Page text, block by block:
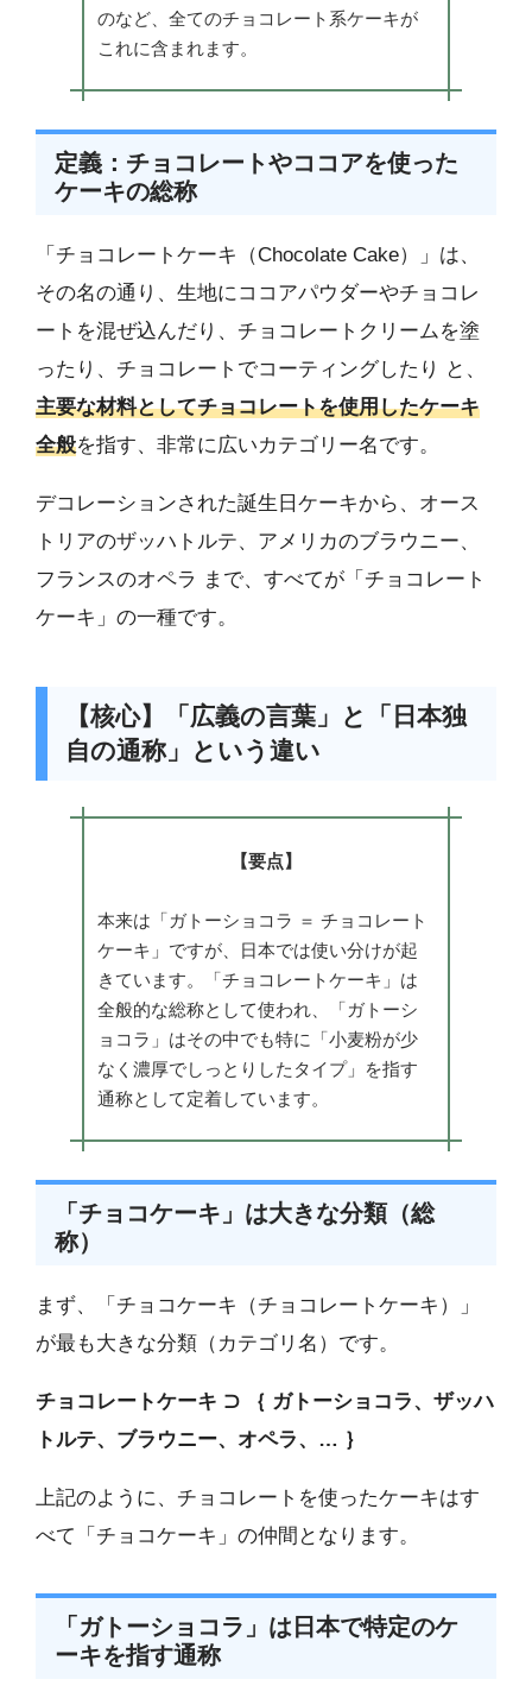
のなど、全てのチョコレート系ケーキが
これに含まれます。
定義：チョコレートやココアを使った
ケーキの総称
「チョコレートケーキ（Chocolate Cake）」は、
その名の通り、生地にココアパウダーやチョコレ
ートを混ぜ込んだり、チョコレートクリームを塗
ったり、チョコレートでコーティングしたり と、
主要な材料としてチョコレートを使用したケーキ
全般を指す、非常に広いカテゴリー名です。
デコレーションされた誕生日ケーキから、オース
トリアのザッハトルテ、アメリカのブラウニー、
フランスのオペラ まで、すべてが「チョコレート
ケーキ」の一種です。
【核心】「広義の言葉」と「日本独
自の通称」という違い
【要点】
本来は「ガトーショコラ ＝ チョコレート
ケーキ」ですが、日本では使い分けが起
きています。「チョコレートケーキ」は
全般的な総称として使われ、「ガトーシ
ョコラ」はその中でも特に「小麦粉が少
なく濃厚でしっとりしたタイプ」を指す
通称として定着しています。
「チョコケーキ」は大きな分類（総
称）
まず、「チョコケーキ（チョコレートケーキ）」
が最も大きな分類（カテゴリ名）です。
チョコレートケーキ ⊃ ｛ ガトーショコラ、ザッハ
トルテ、ブラウニー、オペラ、… ｝
上記のように、チョコレートを使ったケーキはす
べて「チョコケーキ」の仲間となります。
「ガトーショコラ」は日本で特定のケ
ーキを指す通称